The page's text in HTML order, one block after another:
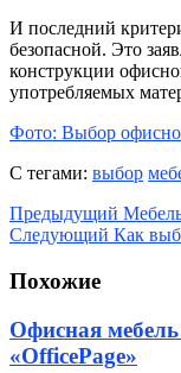
И последний
безопасной. Это
конструкции
употребляемых
Фото: Выбор
С тегами: выбор
Предыдущий
Следующий Как
Похожие
Офисная
«OfficePage»